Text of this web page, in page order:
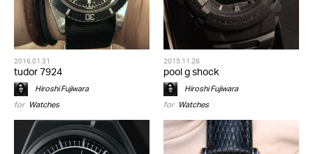
2016.01.31
tudor 7924
Hiroshi Fujiwara
for Watches
2015.11.26
pool g shock
Hiroshi Fujiwara
for Watches